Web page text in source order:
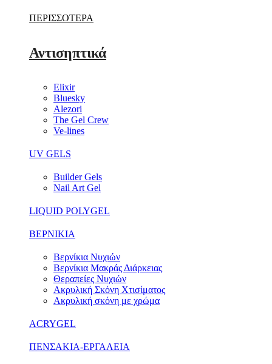
ΠΕΡΙΣΣΟΤΕΡΑ
Αντισηπτικά
Elixir
Bluesky
Alezori
The Gel Crew
Ve-lines
UV GELS
Builder Gels
Nail Art Gel
LIQUID POLYGEL
ΒΕΡΝΙΚΙΑ
Βερνίκια Νυχιών
Βερνίκια Μακράς Διάρκειας
Θεραπείες Νυχιών
Ακρυλική Σκόνη Χτισίματος
Ακρυλική σκόνη με χρώμα
ACRYGEL
ΠΕΝΣΑΚΙΑ-ΕΡΓΑΛΕΙΑ